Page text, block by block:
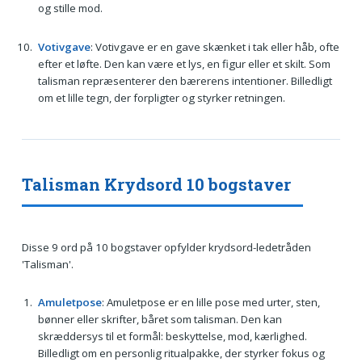
og stille mod.
Votivgave: Votivgave er en gave skænket i tak eller håb, ofte
efter et løfte. Den kan være et lys, en figur eller et skilt. Som
talisman repræsenterer den bærerens intentioner. Billedligt
om et lille tegn, der forpligter og styrker retningen.
Talisman Krydsord 10 bogstaver
Disse 9 ord på 10 bogstaver opfylder krydsord-ledetråden
'Talisman'.
Amuletpose: Amuletpose er en lille pose med urter, sten,
bønner eller skrifter, båret som talisman. Den kan
skræddersys til et formål: beskyttelse, mod, kærlighed.
Billedligt om en personlig ritualpakke, der styrker fokus og